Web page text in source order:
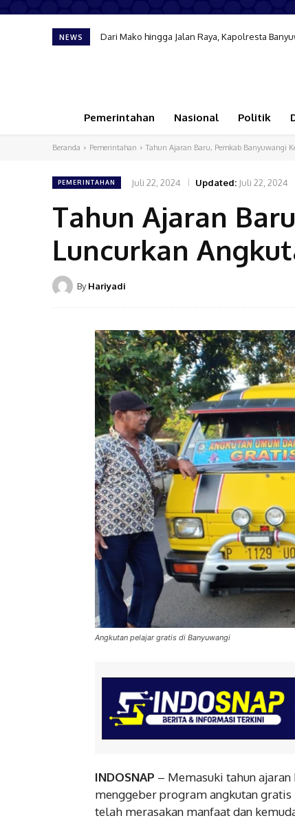
NEWS Dari Mako hingga Jalan Raya, Kapolresta
Pemerintahan Nasional Politik
Beranda Pemerintahan Tahun Ajaran Baru, Pemkab Banyuwangi
PEMERINTAHAN Juli 22, 2024 Updated: Juli 22, 2024
Tahun Ajaran
Luncurkan
By Hariyadi
Angkutan pelajar gratis di Banyuwangi
INDOSNAP – Memasuki tahun
menggeber program angkutan
telah merasakan manfaat dan